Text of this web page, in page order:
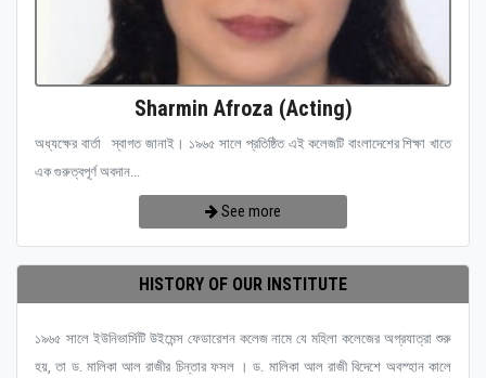
Sharmin Afroza (Acting)
অধ্যক্ষের বার্তা স্বাগত জানাই। ১৯৬৫ সালে প্রতিষ্ঠিত এই কলেজটি বাংলাদেশের শিক্ষা খাতে
এক গুরুত্বপূর্ণ অবদান...
See more
HISTORY OF OUR INSTITUTE
১৯৬৫ সালে ইউনিভার্সিটি উইমেন্স ফেডারেশন কলেজ নামে যে মহিলা কলেজের অগ্রযাত্রা শুরু
হয়, তা ড. মালিকা আল রাজীর চিন্তার ফসল । ড. মালিকা আল রাজী বিদেশে অবস্হান কালে